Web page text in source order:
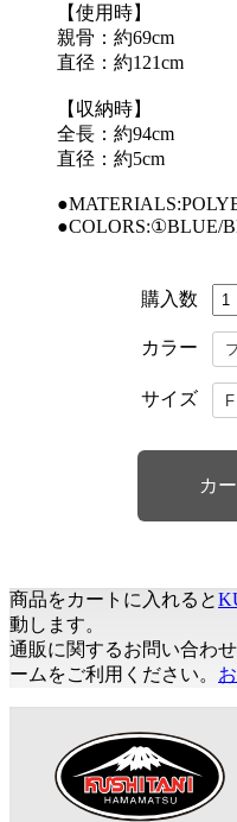
【使用時】
親骨：約69cm
直径：約121cm
【収納時】
全長：約94cm
直径：約5cm
●COLORS:①BLUE/
購入数
カラー
サイズ
商品をカートに入れると
動します。
通販に関するお問い合わ
ームをご利用ください。